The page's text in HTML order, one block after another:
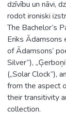
dzīvību un nāvi,
rodot ironiski
The Bachelor’s
Eriks Ādamsons
of Ādamsons’
Silver”),
(„Solar Clock”),
from the aspect
their transitivity
collection.